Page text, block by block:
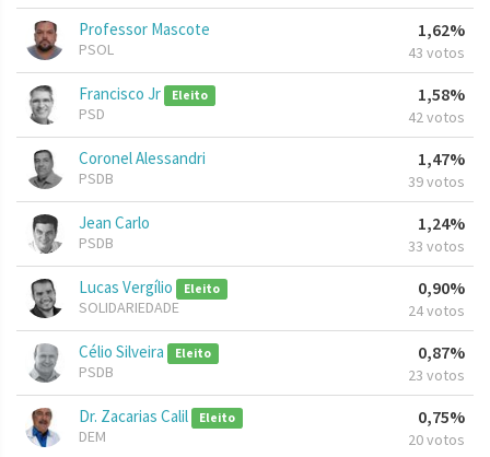
Professor Mascote
PSOL
1,62%
43 votos
Francisco Jr Eleito
PSD
1,58%
42 votos
Coronel Alessandri
PSDB
1,47%
39 votos
Jean Carlo
PSDB
1,24%
33 votos
Lucas Vergílio Eleito
SOLIDARIEDADE
0,90%
24 votos
Célio Silveira Eleito
PSDB
0,87%
23 votos
Dr. Zacarias Calil Eleito
DEM
0,75%
20 votos